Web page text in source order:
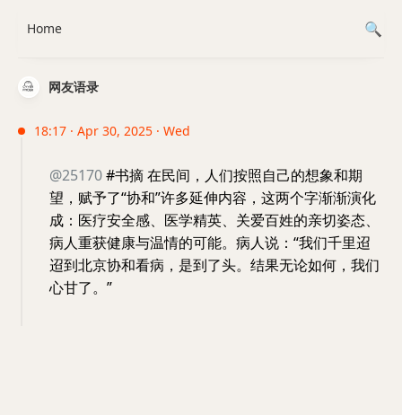
网友语录
18:17 · Apr 30, 2025 · Wed
@25170#书摘 在民间，人们按照自己的想象和期
望，赋予了“协和”许多延伸内容，这两个字渐渐演化
成：医疗安全感、医学精英、关爱百姓的亲切姿态、
病人重获健康与温情的可能。病人说：“我们千里迢
迢到北京协和看病，是到了头。结果无论如何，我们
心甘了。”
Home